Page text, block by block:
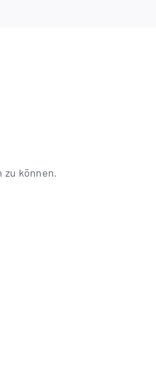
zu können.